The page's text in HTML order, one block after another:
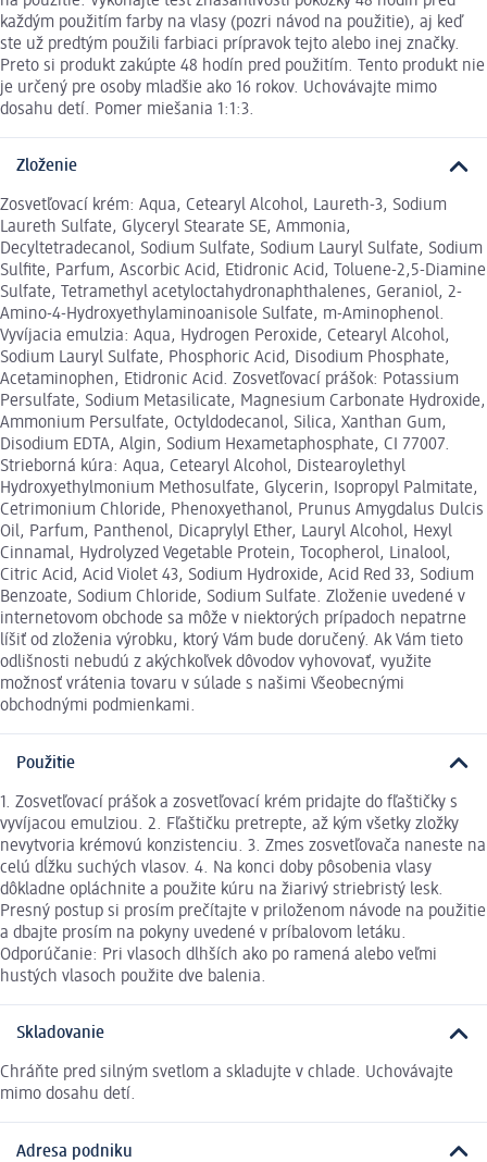
každým použitím farby na vlasy (pozri návod na použitie), aj keď
ste už predtým použili farbiaci prípravok tejto alebo inej značky.
Preto si produkt zakúpte 48 hodín pred použitím. Tento produkt nie
je určený pre osoby mladšie ako 16 rokov. Uchovávajte mimo
dosahu detí. Pomer miešania 1:1:3.
Zloženie
Zosvetľovací krém: Aqua, Cetearyl Alcohol, Laureth-3, Sodium
Laureth Sulfate, Glyceryl Stearate SE, Ammonia,
Decyltetradecanol, Sodium Sulfate, Sodium Lauryl Sulfate, Sodium
Sulfite, Parfum, Ascorbic Acid, Etidronic Acid, Toluene-2,5-Diamine
Sulfate, Tetramethyl acetyloctahydronaphthalenes, Geraniol, 2-
Amino-4-Hydroxyethylaminoanisole Sulfate, m-Aminophenol.
Vyvíjacia emulzia: Aqua, Hydrogen Peroxide, Cetearyl Alcohol,
Sodium Lauryl Sulfate, Phosphoric Acid, Disodium Phosphate,
Acetaminophen, Etidronic Acid. Zosvetľovací prášok: Potassium
Persulfate, Sodium Metasilicate, Magnesium Carbonate Hydroxide,
Ammonium Persulfate, Octyldodecanol, Silica, Xanthan Gum,
Disodium EDTA, Algin, Sodium Hexametaphosphate, CI 77007.
Strieborná kúra: Aqua, Cetearyl Alcohol, Distearoylethyl
Hydroxyethylmonium Methosulfate, Glycerin, Isopropyl Palmitate,
Cetrimonium Chloride, Phenoxyethanol, Prunus Amygdalus Dulcis
Oil, Parfum, Panthenol, Dicaprylyl Ether, Lauryl Alcohol, Hexyl
Cinnamal, Hydrolyzed Vegetable Protein, Tocopherol, Linalool,
Citric Acid, Acid Violet 43, Sodium Hydroxide, Acid Red 33, Sodium
Benzoate, Sodium Chloride, Sodium Sulfate. Zloženie uvedené v
internetovom obchode sa môže v niektorých prípadoch nepatrne
líšiť od zloženia výrobku, ktorý Vám bude doručený. Ak Vám tieto
odlišnosti nebudú z akýchkoľvek dôvodov vyhovovať, využite
možnosť vrátenia tovaru v súlade s našimi Všeobecnými
obchodnými podmienkami.
Použitie
1. Zosvetľovací prášok a zosvetľovací krém pridajte do fľaštičky s
vyvíjacou emulziou. 2. Fľaštičku pretrepte, až kým všetky zložky
nevytvoria krémovú konzistenciu. 3. Zmes zosvetľovača naneste na
celú dĺžku suchých vlasov. 4. Na konci doby pôsobenia vlasy
dôkladne opláchnite a použite kúru na žiarivý striebristý lesk.
Presný postup si prosím prečítajte v priloženom návode na použitie
a dbajte prosím na pokyny uvedené v príbalovom letáku.
Odporúčanie: Pri vlasoch dlhších ako po ramená alebo veľmi
hustých vlasoch použite dve balenia.
Skladovanie
Chráňte pred silným svetlom a skladujte v chlade. Uchovávajte
mimo dosahu detí.
Adresa podniku